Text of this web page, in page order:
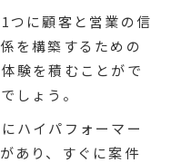
つに顧客と営業の信
を構築するための
験を積むことがで
しょう。
ハイパフォーマー
あり、すぐに案件